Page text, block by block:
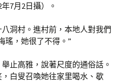
7月2日攝）。
洞村。進村前，本地人對我們
瑤，她很了不得。”
止高雅，說著尺度的通俗話。
白叟召喚她往家里喝水、歇